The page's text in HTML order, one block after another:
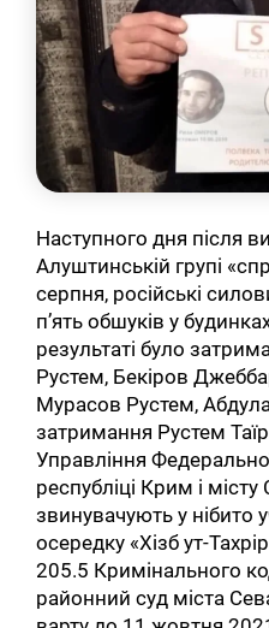
Наступного дня після
Алуштинській групі
серпня, російські
п’ять обшуків у
результаті було
Рустем, Бекіров
Мурасов Рустем,
затримання Рустем
Управління
республіці Крим і
звинувачують у нібито
осередку «Хізб ут-
205.5 Кримінального
районний суд міста